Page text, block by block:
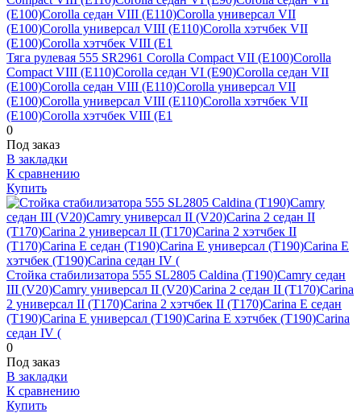
Тяга рулевая 555 SR2961 Corolla Compact VII (E100)Corolla
Compact VIII (E110)Corolla седан VI (E90)Corolla седан VII
(E100)Corolla седан VIII (E110)Corolla универсал VII
(E100)Corolla универсал VIII (E110)Corolla хэтчбек VII
(E100)Corolla хэтчбек VIII (E1
0
Под заказ
В закладки
К сравнению
Купить
Стойка стабилизатора 555 SL2805 Caldina (T190)Camry седан
III (V20)Camry универсал II (V20)Carina 2 седан II (T170)Carina
2 универсал II (T170)Carina 2 хэтчбек II (T170)Carina E седан
(T190)Carina E универсал (T190)Carina E хэтчбек (T190)Carina
седан IV (
0
Под заказ
В закладки
К сравнению
Купить